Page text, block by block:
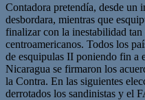
Contadora pretendía, desde un
desbordara, mientras que
finalizar con la inestabilidad
centroamericanos. Todos los
de esquipulas II poniendo fin a
Nicaragua se firmaron los
la Contra. En las siguientes
derrotados los sandinistas y el